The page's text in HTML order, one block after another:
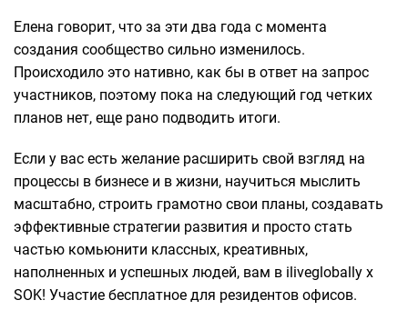
Елена говорит, что за эти два года с момента
создания сообщество сильно изменилось.
Происходило это нативно, как бы в ответ на запрос
участников, поэтому пока на следующий год четких
планов нет, еще рано подводить итоги.
Если у вас есть желание расширить свой взгляд на
процессы в бизнесе и в жизни, научиться мыслить
масштабно, строить грамотно свои планы, создавать
эффективные стратегии развития и просто стать
частью комьюнити классных, креативных,
наполненных и успешных людей, вам в iliveglobally x
SOK! Участие бесплатное для резидентов офисов.